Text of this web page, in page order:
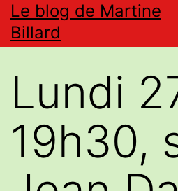
Aller
au
Le blog de Martine
Billard
Lundi
19h30,